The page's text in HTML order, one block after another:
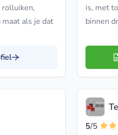
rolluiken,
als je dat
is, met
binnen
5/5